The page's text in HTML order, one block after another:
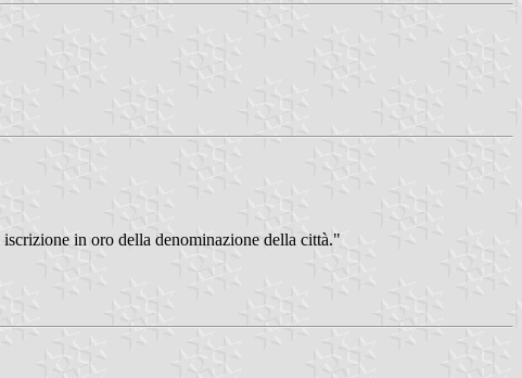
in oro della denominazione della città."